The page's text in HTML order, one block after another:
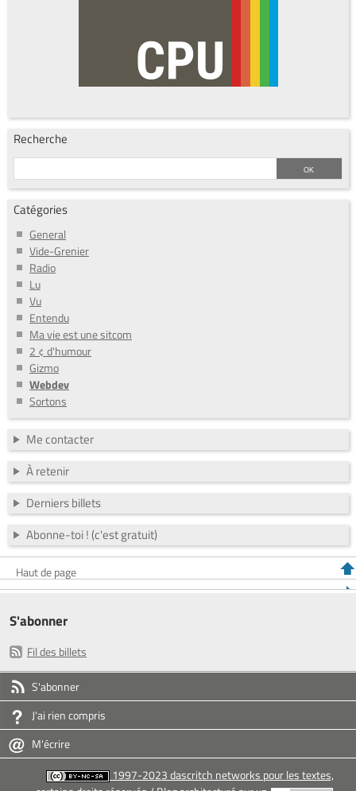
Recherche
Catégories
General
Vide-Grenier
Radio
Lu
Vu
Entendu
Ma vie est une sitcom
2 ¢ d'humour
Gizmo
Webdev
Sortons
Me contacter
À retenir
Derniers billets
Abonne-toi ! (c'est gratuit)
Haut de page
S'abonner
Fil des billets
S'abonner
J'ai rien compris
M'écrire
1997-2023 dascritch networks pour les textes,